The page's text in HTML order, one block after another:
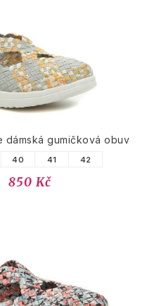
dámská gumičková obuv
40 41 42
850 Kč